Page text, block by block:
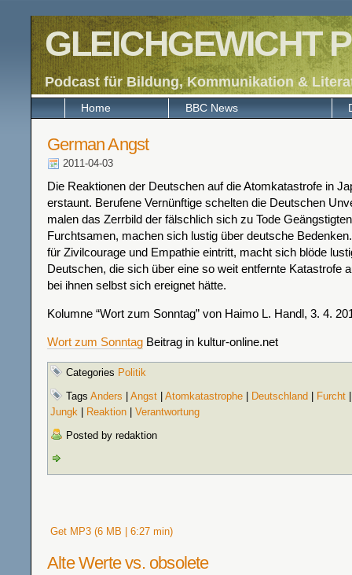
GLEICHGEWICHT
Podcast für Bildung, Kommunikation &
BBC News
Home
German Angst
2011-04-03
Die Reaktionen der Deutschen auf die Atomkatastrofe in
erstaunt. Berufene Vernünftige schelten die Deutschen
malen das Zerrbild der fälschlich sich zu Tode
Furchtsamen, machen sich lustig über deutsche
für Zivilcourage und Empathie eintritt, macht sich blöde
Deutschen, die sich über eine so weit entfernte Katastrofe
bei ihnen selbst sich ereignet hätte.
Kolumne “Wort zum Sonntag” von Haimo L. Handl, 3. 4.
Wort zum Sonntag Beitrag in kultur-online.net
Categories Politik
Tags Anders Angst Atomkatastrophe Deutschland Furcht
Jungk
Reaktion
Verantwortung
Posted by redaktion
Get MP3 (6 MB | 6:27 min)
Alte Werte vs. obsolete